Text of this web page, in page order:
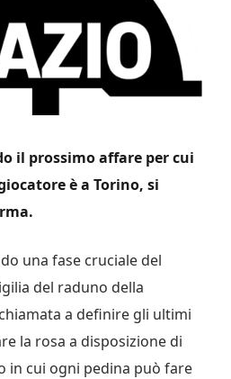
il prossimo affare per cui
è a Torino, si
una fase cruciale del
del raduno della
a definire gli ultimi
la rosa a disposizione di
in cui ogni pedina può fare